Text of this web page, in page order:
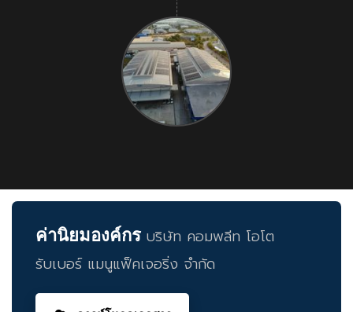
ค่านิยมองค์กร บริษัท คอมพลีท โอโต
รับเบอร์ แมนูแฟ็คเจอริ่ง จำกัด